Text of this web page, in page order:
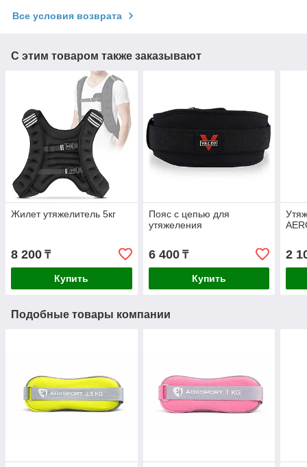
Все условия возврата
С этим товаром также заказывают
Жилет утяжелитель 5кг
8 200 ₸
Купить
Пояс с цепью для
утяжеления
6 400₸
Купить
2
Подобные товары компании